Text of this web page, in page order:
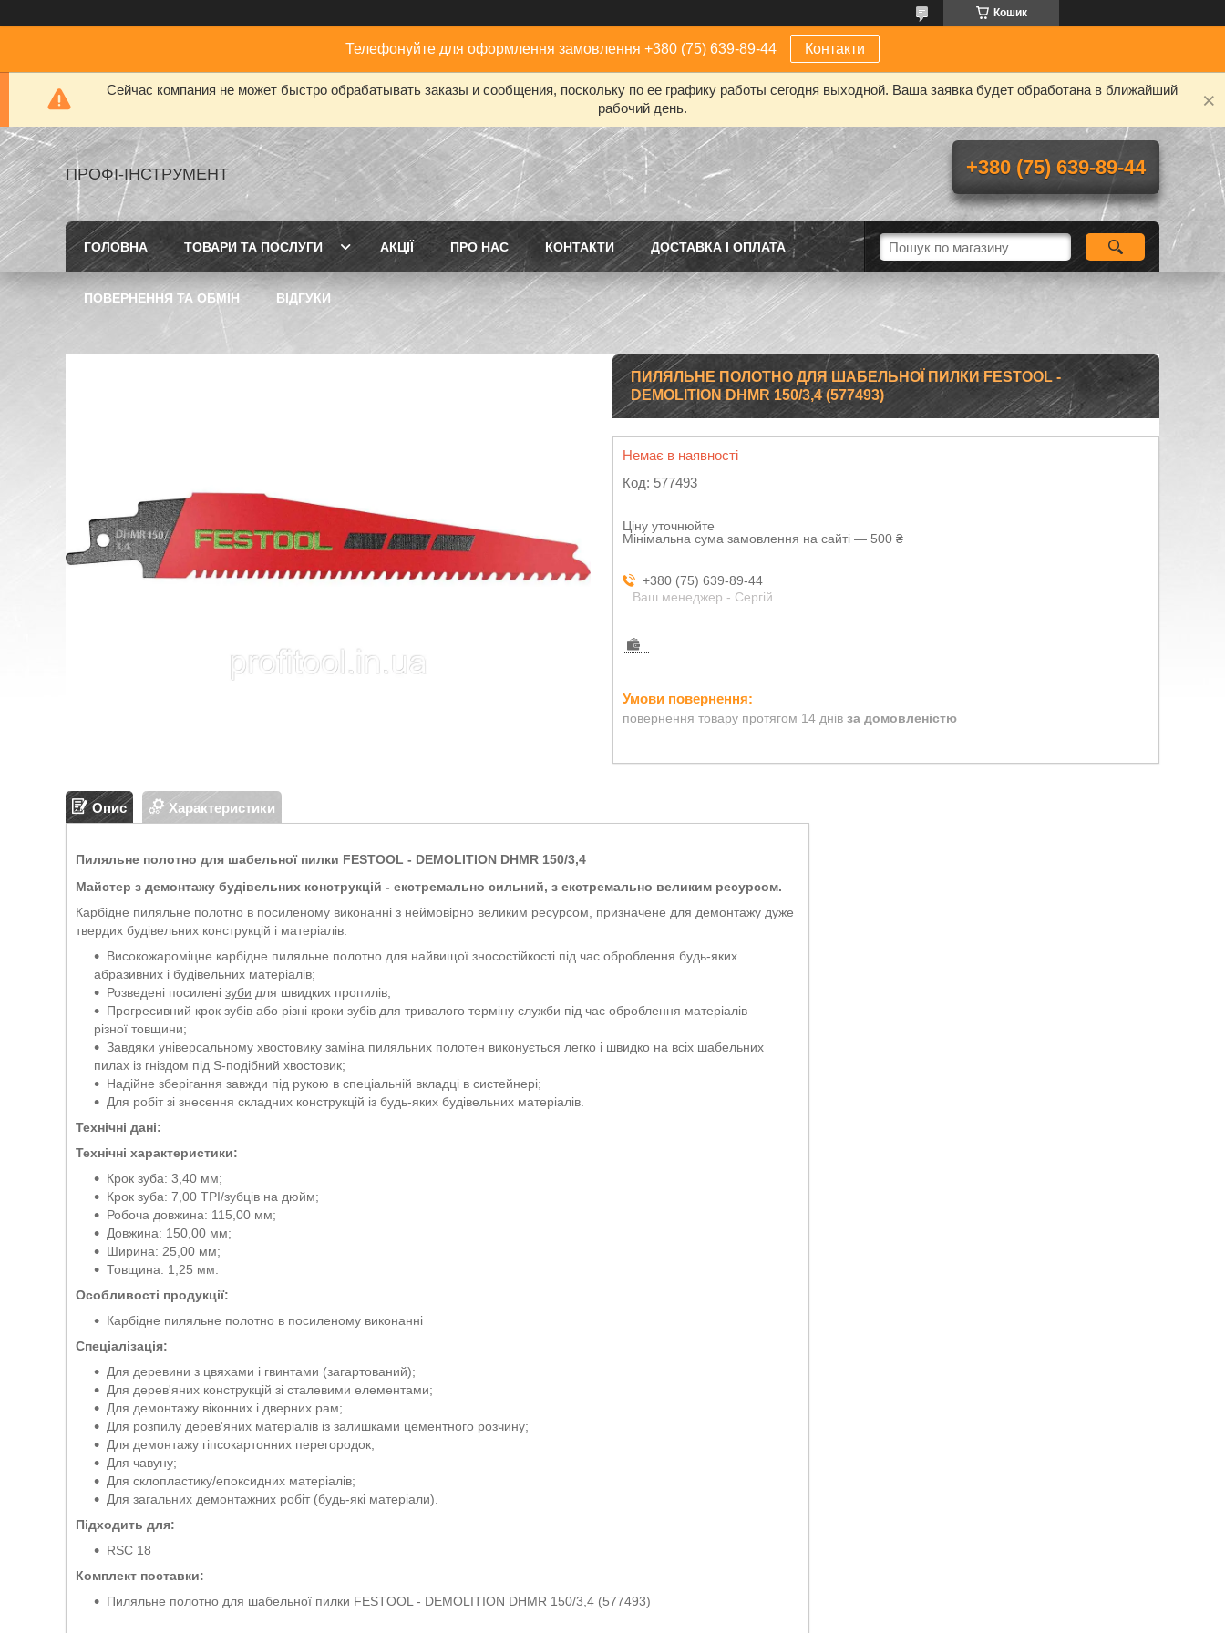
Кошик
Телефонуйте для оформлення замовлення +380 (75) 639-89-44 Контакти
Сейчас компания не может быстро обрабатывать заказы и сообщения, поскольку по ее графику работы сегодня выходной. Ваша заявка будет обработана в ближайший
рабочий день.
ПРОФІ-ІНСТРУМЕНТ +380 (75) 639-89-44
ГОЛОВНА ТОВАРИ ТА ПОСЛУГИ АКЦІЇ ПРО НАС КОНТАКТИ ДОСТАВКА І ОПЛАТА
ПОВЕРНЕННЯ ТА ОБМІН ВІДГУКИ
ПИЛЯЛЬНЕ ПОЛОТНО ДЛЯ ШАБЕЛЬНОЇ ПИЛКИ FESTOOL -
DEMOLITION DHMR 150/3,4 (577493)
Немає в наявності
Код: 577493
Ціну уточнюйте
Мінімальна сума замовлення на сайті — 500 ₴
+380 (75) 639-89-44
Ваш менеджер - Сергій
повернення товару протягом 14 днів за домовленістю
Опис Характеристики
Пиляльне полотно для шабельної пилки FESTOOL - DEMOLITION DHMR 150/3,4
Майстер з демонтажу будівельних конструкцій - екстремально сильний, з екстремально великим ресурсом.
Карбідне пиляльне полотно в посиленому виконанні з неймовірно великим ресурсом, призначене для демонтажу дуже
твердих будівельних конструкцій і матеріалів.
Високожароміцне карбідне пиляльне полотно для найвищої зносостійкості під час оброблення будь-яких
абразивних і будівельних матеріалів;
Розведені посилені зуби для швидких пропилів;
Прогресивний крок зубів або різні кроки зубів для тривалого терміну служби під час оброблення матеріалів
різної товщини;
Завдяки універсальному хвостовику заміна пиляльних полотен виконується легко і швидко на всіх шабельних
пилах із гніздом під S-подібний хвостовик;
Надійне зберігання завжди під рукою в спеціальній вкладці в систейнері;
Для робіт зі знесення складних конструкцій із будь-яких будівельних матеріалів.
Технічні дані:
Технічні характеристики:
Крок зуба: 3,40 мм;
Крок зуба: 7,00 TPI/зубців на дюйм;
Робоча довжина: 115,00 мм;
Довжина: 150,00 мм;
Ширина: 25,00 мм;
Товщина: 1,25 мм.
Особливості продукції:
Карбідне пиляльне полотно в посиленому виконанні
Спеціалізація:
Для деревини з цвяхами і гвинтами (загартований);
Для дерев'яних конструкцій зі сталевими елементами;
Для демонтажу віконних і дверних рам;
Для розпилу дерев'яних матеріалів із залишками цементного розчину;
Для демонтажу гіпсокартонних перегородок;
Для чавуну;
Для склопластику/епоксидних матеріалів;
Для загальних демонтажних робіт (будь-які матеріали).
Підходить для:
RSC 18
Комплект поставки:
Пиляльне полотно для шабельної пилки FESTOOL - DEMOLITION DHMR 150/3,4 (577493)